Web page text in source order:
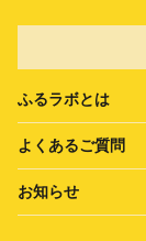
ふるラボとは
よくあるご質問
お知らせ